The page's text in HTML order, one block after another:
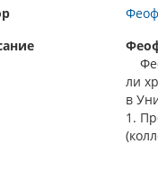
ли
в
1.